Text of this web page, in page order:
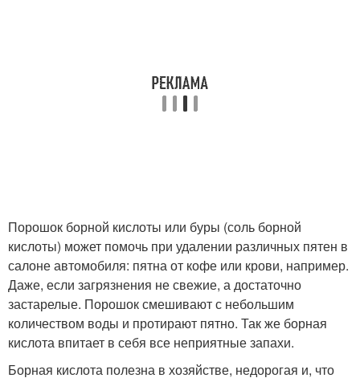
Порошок борной кислоты или буры (соль борной
кислоты) может помочь при удалении различных пятен в
салоне автомобиля: пятна от кофе или крови, например.
Даже, если загрязнения не свежие, а достаточно
застарелые. Порошок смешивают с небольшим
количеством воды и протирают пятно. Так же борная
кислота впитает в себя все неприятные запахи.
Борная кислота полезна в хозяйстве, недорогая и, что